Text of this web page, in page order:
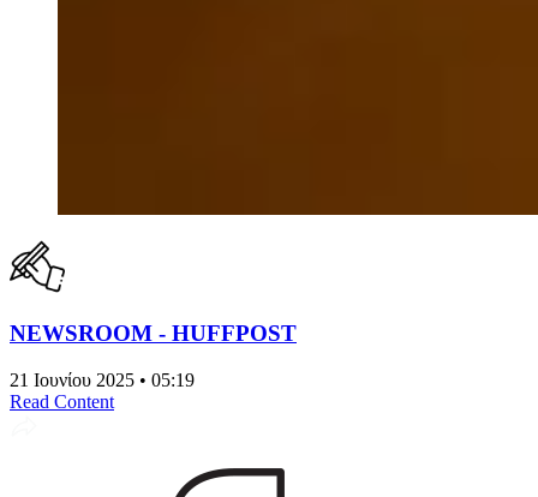
NEWSROOM - HUFFPOST
21 Ιουνίου 2025 • 05:19
Read Content